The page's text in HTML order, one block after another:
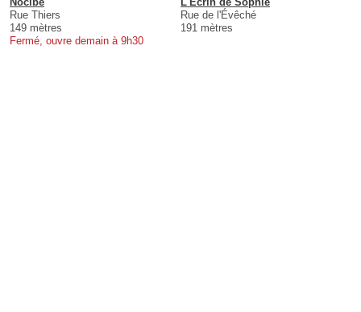
Rue Thiers
149 mètres
Fermé, ouvre demain à 9h30
Rue de l'Évêché
191 mètres